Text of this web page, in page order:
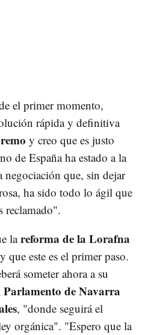
el primer momento,
rápida y definitiva
y creo que es justo
de España ha estado a la
negociación que, sin dejar
ha sido todo lo ágil que
reclamado".
lareforma de la Lorafna
que este es el primer paso.
someter ahora a su
de Navarra
, "donde seguirá el
orgánica". "Espero que la